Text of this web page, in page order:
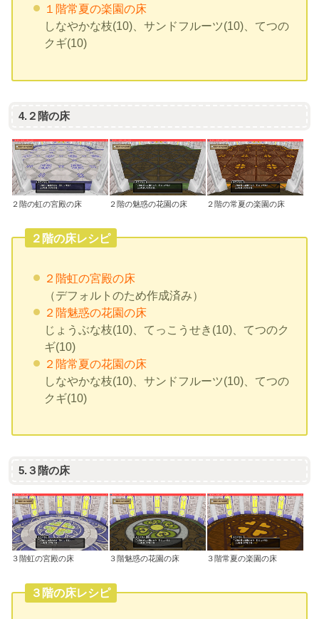
１階常夏の楽園の床
しなやかな枝(10)、サンドフルーツ(10)、てつの
クギ(10)
4.２階の床
２階の虹の宮殿の床 ２階の魅惑の花園の床 ２階の常夏の楽園の床
２階の床レシピ
２階虹の宮殿の床
（デフォルトのため作成済み）
２階魅惑の花園の床
じょうぶな枝(10)、てっこうせき(10)、てつのク
ギ(10)
２階常夏の花園の床
しなやかな枝(10)、サンドフルーツ(10)、てつの
クギ(10)
5.３階の床
３階虹の宮殿の床 ３階魅惑の花園の床 ３階常夏の楽園の床
３階の床レシピ